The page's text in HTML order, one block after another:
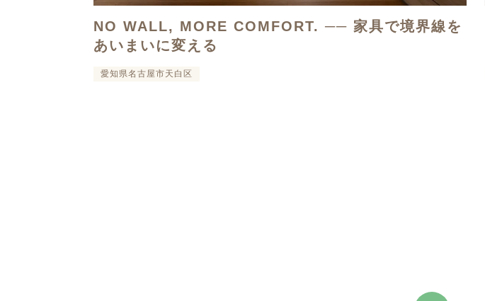
NO WALL, MORE COMFORT. ── 家具で境界線を
あいまいに変える
愛知県名古屋市天白区